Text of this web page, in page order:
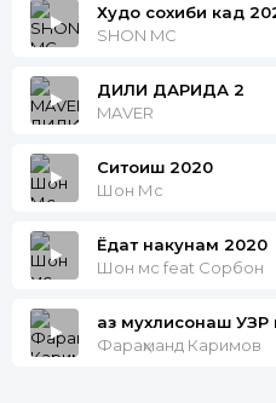
Худо сохиби кад
SHON MC
ДИЛИ ДАРИДА 2
MAVER
Ситоиш 2020
Шон Мс
Ёдат накунам 2020
Шон мс feat Сорбон
аз мухлисонаш УЗР
Фараҳманд Каримов